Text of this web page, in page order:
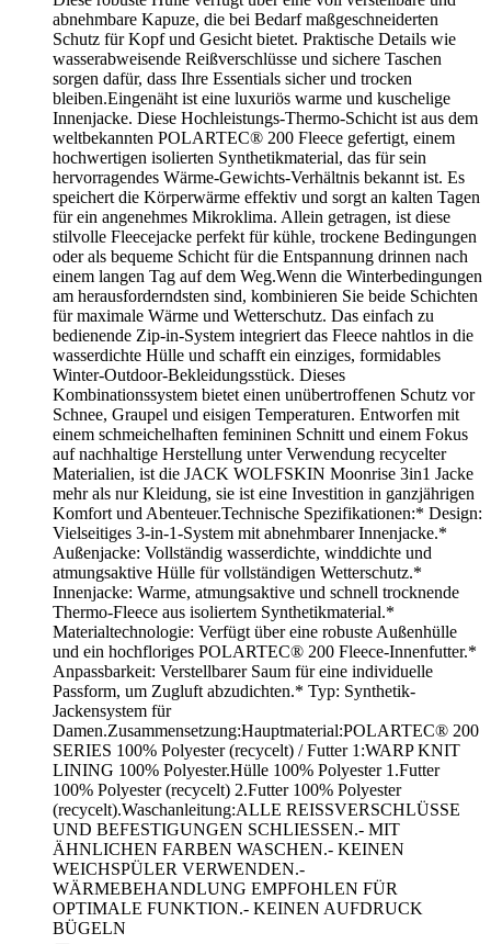
abnehmbare Kapuze, die bei Bedarf maßgeschneiderten
Schutz für Kopf und Gesicht bietet. Praktische Details wie
wasserabweisende Reißverschlüsse und sichere Taschen
sorgen dafür, dass Ihre Essentials sicher und trocken
bleiben.Eingenäht ist eine luxuriös warme und kuschelige
Innenjacke. Diese Hochleistungs-Thermo-Schicht ist aus dem
weltbekannten POLARTEC® 200 Fleece gefertigt, einem
hochwertigen isolierten Synthetikmaterial, das für sein
hervorragendes Wärme-Gewichts-Verhältnis bekannt ist. Es
speichert die Körperwärme effektiv und sorgt an kalten Tagen
für ein angenehmes Mikroklima. Allein getragen, ist diese
stilvolle Fleecejacke perfekt für kühle, trockene Bedingungen
oder als bequeme Schicht für die Entspannung drinnen nach
einem langen Tag auf dem Weg.Wenn die Winterbedingungen
am herausforderndsten sind, kombinieren Sie beide Schichten
für maximale Wärme und Wetterschutz. Das einfach zu
bedienende Zip-in-System integriert das Fleece nahtlos in die
wasserdichte Hülle und schafft ein einziges, formidables
Winter-Outdoor-Bekleidungsstück. Dieses
Kombinationssystem bietet einen unübertroffenen Schutz vor
Schnee, Graupel und eisigen Temperaturen. Entworfen mit
einem schmeichelhaften femininen Schnitt und einem Fokus
auf nachhaltige Herstellung unter Verwendung recycelter
Materialien, ist die JACK WOLFSKIN Moonrise 3in1 Jacke
mehr als nur Kleidung, sie ist eine Investition in ganzjährigen
Komfort und Abenteuer.Technische Spezifikationen:* Design:
Vielseitiges 3-in-1-System mit abnehmbarer Innenjacke.*
Außenjacke: Vollständig wasserdichte, winddichte und
atmungsaktive Hülle für vollständigen Wetterschutz.*
Innenjacke: Warme, atmungsaktive und schnell trocknende
Thermo-Fleece aus isoliertem Synthetikmaterial.*
Materialtechnologie: Verfügt über eine robuste Außenhülle
und ein hochfloriges POLARTEC® 200 Fleece-Innenfutter.*
Anpassbarkeit: Verstellbarer Saum für eine individuelle
Passform, um Zugluft abzudichten.* Typ: Synthetik-
Jackensystem für
Damen.Zusammensetzung:Hauptmaterial:POLARTEC® 200
SERIES 100% Polyester (recycelt) / Futter 1:WARP KNIT
LINING 100% Polyester.Hülle 100% Polyester 1.Futter
100% Polyester (recycelt) 2.Futter 100% Polyester
(recycelt).Waschanleitung:ALLE REISSVERSCHLÜSSE
UND BEFESTIGUNGEN SCHLIESSEN.- MIT
ÄHNLICHEN FARBEN WASCHEN.- KEINEN
WEICHSPÜLER VERWENDEN.-
WÄRMEBEHANDLUNG EMPFOHLEN FÜR
OPTIMALE FUNKTION.- KEINEN AUFDRUCK
BÜGELN